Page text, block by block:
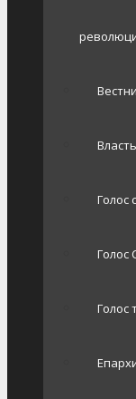
Голос
Голос
Голос